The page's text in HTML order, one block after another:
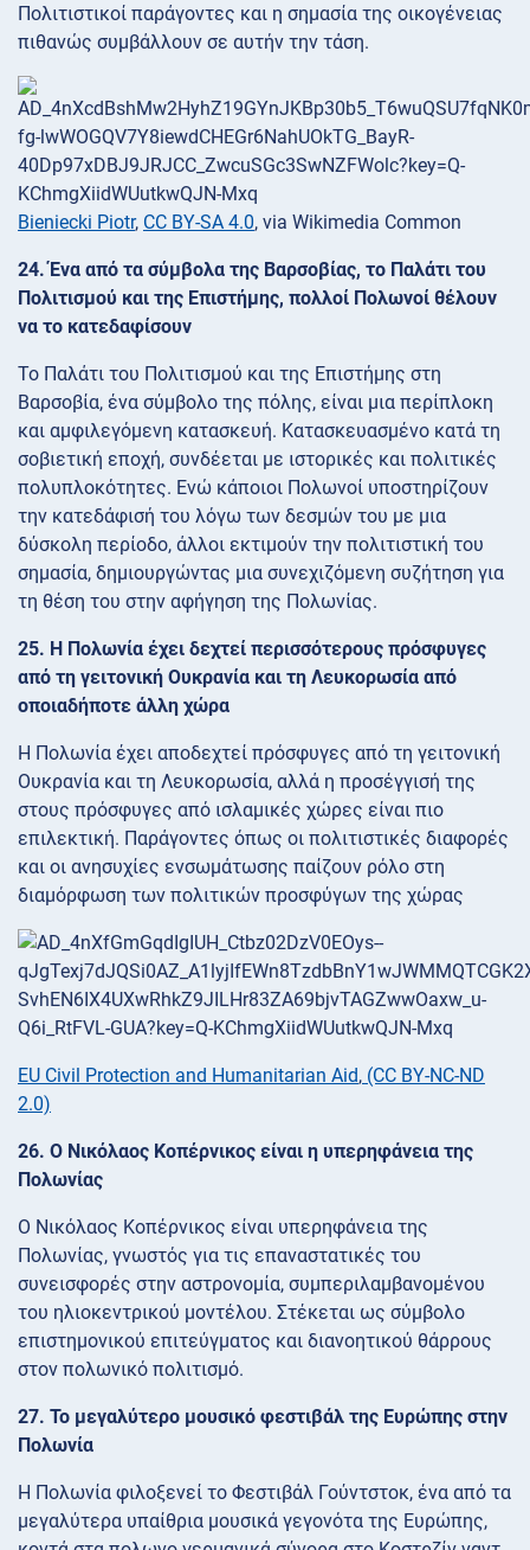
Πολιτιστικοί παράγοντες και η σημασία της οικογένειας
πιθανώς συμβάλλουν σε αυτήν την τάση.
Bieniecki Piotr, CC BY-SA 4.0, via Wikimedia Common
24. Ένα από τα σύμβολα της Βαρσοβίας, το Παλάτι του
Πολιτισμού και της Επιστήμης, πολλοί Πολωνοί θέλουν
να το κατεδαφίσουν
Το Παλάτι του Πολιτισμού και της Επιστήμης στη
Βαρσοβία, ένα σύμβολο της πόλης, είναι μια περίπλοκη
και αμφιλεγόμενη κατασκευή. Κατασκευασμένο κατά τη
σοβιετική εποχή, συνδέεται με ιστορικές και πολιτικές
πολυπλοκότητες. Ενώ κάποιοι Πολωνοί υποστηρίζουν
την κατεδάφισή του λόγω των δεσμών του με μια
δύσκολη περίοδο, άλλοι εκτιμούν την πολιτιστική του
σημασία, δημιουργώντας μια συνεχιζόμενη συζήτηση για
τη θέση του στην αφήγηση της Πολωνίας.
25. Η Πολωνία έχει δεχτεί περισσότερους πρόσφυγες
από τη γειτονική Ουκρανία και τη Λευκορωσία από
οποιαδήποτε άλλη χώρα
Η Πολωνία έχει αποδεχτεί πρόσφυγες από τη γειτονική
Ουκρανία και τη Λευκορωσία, αλλά η προσέγγισή της
στους πρόσφυγες από ισλαμικές χώρες είναι πιο
επιλεκτική. Παράγοντες όπως οι πολιτιστικές διαφορές
και οι ανησυχίες ενσωμάτωσης παίζουν ρόλο στη
διαμόρφωση των πολιτικών προσφύγων της χώρας
EU Civil Protection and Humanitarian Aid, (CC BY-NC-ND
2.0)
26. Ο Νικόλαος Κοπέρνικος είναι η υπερηφάνεια της
Πολωνίας
Ο Νικόλαος Κοπέρνικος είναι υπερηφάνεια της
Πολωνίας, γνωστός για τις επαναστατικές του
συνεισφορές στην αστρονομία, συμπεριλαμβανομένου
του ηλιοκεντρικού μοντέλου. Στέκεται ως σύμβολο
επιστημονικού επιτεύγματος και διανοητικού θάρρους
στον πολωνικό πολιτισμό.
27. Το μεγαλύτερο μουσικό φεστιβάλ της Ευρώπης στην
Πολωνία
Η Πολωνία φιλοξενεί το Φεστιβάλ Γούντστοκ, ένα από τα
μεγαλύτερα υπαίθρια μουσικά γεγονότα της Ευρώπης,